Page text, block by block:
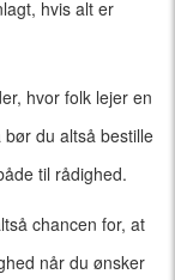
hvis alt er
hvor folk lejer en
du altså bestille
til rådighed.
chancen for, at
når du ønsker